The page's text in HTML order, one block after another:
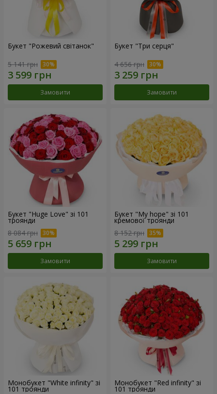
Букет "Рожевий світанок"
5 141 грн
Замовити
Букет "Три серця"
4 656 грн
Замовити
Букет "Huge Love" зі 101
троянди
8 084 грн
Замовити
Букет "My hope" зі 101
кремової троянди
8 152 грн
Замовити
Монобукет "White infinity" зі
101 троянди
Монобукет "Red infinity" зі
101 троянди